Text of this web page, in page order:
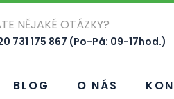
NĚJAKÉ OTÁZKY?
731 175 867 (Po-Pá: 09-17hod.)
BLOG O NÁS